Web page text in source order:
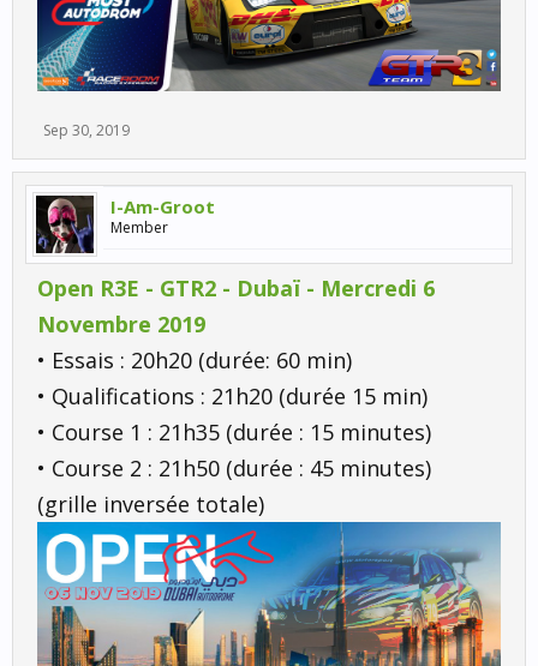
Sep 30, 2019
I-Am-Groot
Member
Open R3E - GTR2 - Dubaï - Mercredi 6
Novembre 2019
• Essais : 20h20 (durée: 60 min)
• Qualifications : 21h20 (durée 15 min)
• Course 1 : 21h35 (durée : 15 minutes)
• Course 2 : 21h50 (durée : 45 minutes)
(grille inversée totale)